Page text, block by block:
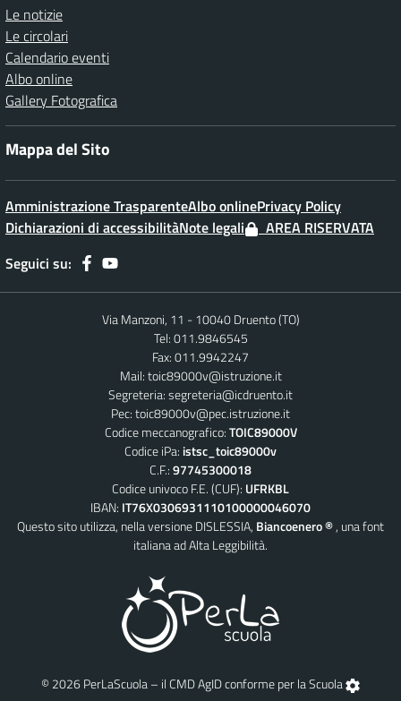
Le notizie
Le circolari
Calendario eventi
Albo online
Gallery Fotografica
Mappa del Sito
Amministrazione TrasparenteAlbo onlinePrivacy Policy
Dichiarazioni di accessibilitàNote legali
AREA RISERVATA
Seguici su:
Via Manzoni, 11 - 10040 Druento (TO)
Tel: 011.9846545
Fax: 011.9942247
Mail:toic89000v@istruzione.it
Segreteria:segreteria@icdruento.it
Pec:toic89000v@pec.istruzione.it
Codice meccanografico:TOIC89000V
Codice iPa: istsc_toic89000v
C.F.:97745300018
Codice univoco F.E. (CUF): UFRKBL
IBAN: IT76X0306931110100000046070
Questo sito utilizza, nella versione DISLESSIA, Biancoenero ®, una font
italiana ad Alta Leggibilità.
© 2026 PerLaScuola – il CMD AgID conforme per la Scuola